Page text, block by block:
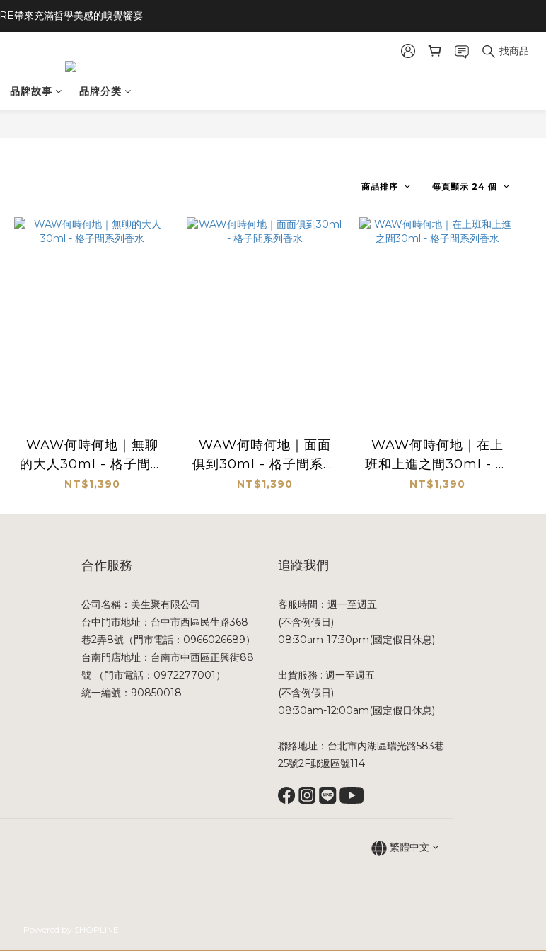
RE帶來充滿哲學美感的嗅覺饗宴
找商品
品牌故事 品牌分类
商品排序 每頁顯示 24 個
WAW何時何地｜無聊
的大人30ml - 格子間系
列香水
NT$1,390
WAW何時何地｜面面
俱到30ml - 格子間系列
香水
NT$1,390
WAW何時何地｜在上
班和上進之間30ml - 格
子間系列香水
NT$1,390
合作服務
公司名稱：美生聚有限公司
台中門市地址：台中市西區民生路368
巷2弄8號（門市電話：0966026689）
台南門店地址：台南市中西區正興街88
號 （門市電話：0972277001）
統一編號：90850018
追蹤我們
客服時間：週一至週五
(不含例假日)
08:30am-17:30pm(國定假日休息)
出貨服務 : 週一至週五
(不含例假日)
08:30am-12:00am(國定假日休息)
聯絡地址：台北市内湖區瑞光路583巷
25號2F郵遞區號114
繁體中文
Powered by SHOPLINE